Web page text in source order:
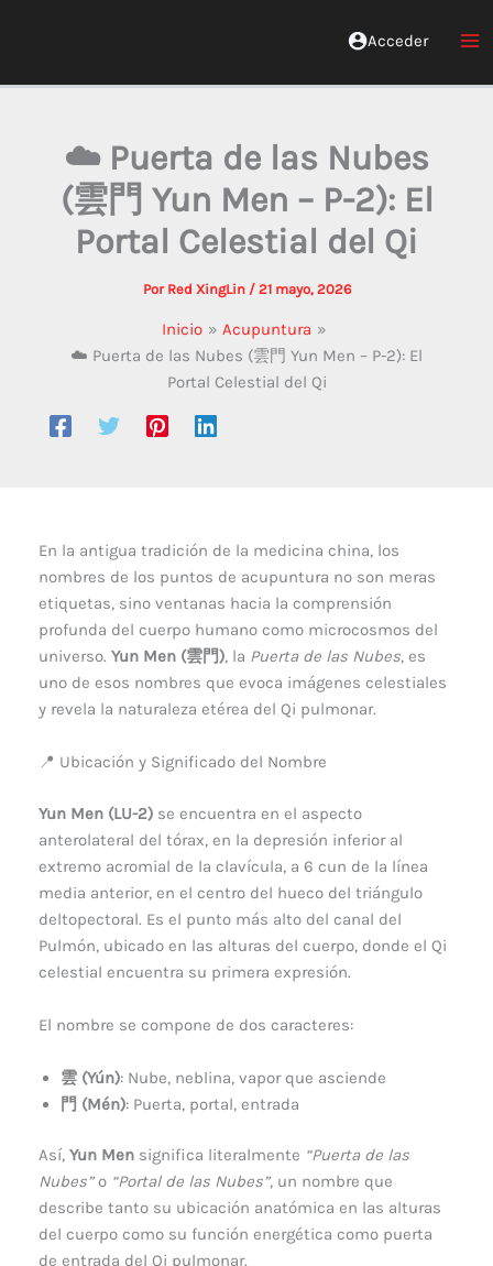
Acceder
☁️ Puerta de las Nubes
(雲門 Yun Men – P-2): El
Portal Celestial del Qi
Por Red XingLin / 21 mayo, 2026
Inicio
Acupuntura
☁️ Puerta de las Nubes (雲門 Yun Men – P-2): El
Portal Celestial del Qi
En la antigua tradición de la medicina china, los
nombres de los puntos de acupuntura no son meras
etiquetas, sino ventanas hacia la comprensión
profunda del cuerpo humano como microcosmos del
universo. Yun Men (雲門), la Puerta de las Nubes, es
uno de esos nombres que evoca imágenes celestiales
y revela la naturaleza etérea del Qi pulmonar.
📍 Ubicación y Significado del Nombre
Yun Men (LU-2) se encuentra en el aspecto
anterolateral del tórax, en la depresión inferior al
extremo acromial de la clavícula, a 6 cun de la línea
media anterior, en el centro del hueco del triángulo
deltopectoral. Es el punto más alto del canal del
Pulmón, ubicado en las alturas del cuerpo, donde el Qi
celestial encuentra su primera expresión.
El nombre se compone de dos caracteres:
雲 (Yún): Nube, neblina, vapor que asciende
門 (Mén): Puerta, portal, entrada
Así, Yun Men significa literalmente “Puerta de las
Nubes”o “Portal de las Nubes”, un nombre que
describe tanto su ubicación anatómica en las alturas
del cuerpo como su función energética como puerta
de entrada del Qi pulmonar.